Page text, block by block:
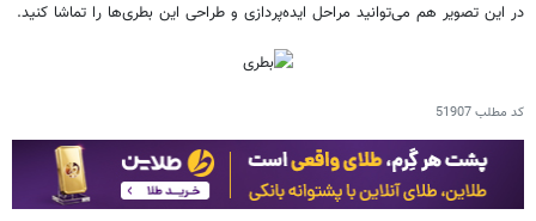
در این تصویر هم می‌توانید مراحل ایده‌پردازی و طراحی این بطری‌ها را تماشا کنید.
کد مطلب51907